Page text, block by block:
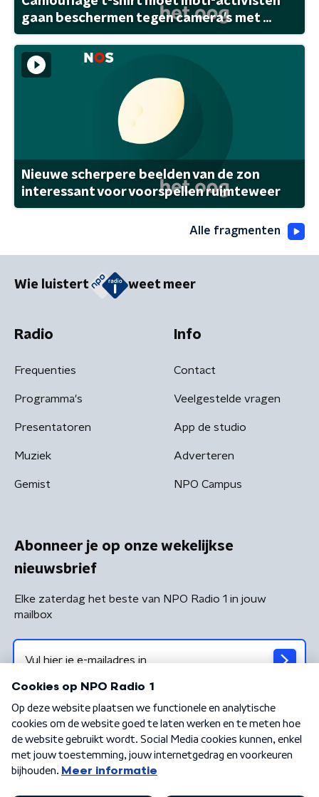
gaan beschermen tegen camera's met ...
Nieuwe scherpere beelden van de zon
interessant voor voorspellen ruimteweer
Alle fragmenten
Wie luistert weet meer
Radio
Frequenties
Programma's
Presentatoren
Muziek
Gemist
Info
Contact
Veelgestelde vragen
App de studio
Adverteren
NPO Campus
Abonneer je op onze wekelijkse
nieuwsbrief
Elke zaterdag het beste van NPO Radio 1 in jouw
mailbox
Algemene voorwaarden